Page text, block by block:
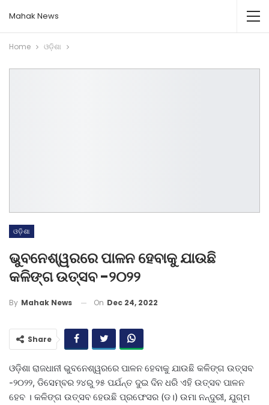
Mahak News
Home ଓଡ଼ିଶା
ଓଡ଼ିଶା
ଭୁବନେଶ୍ୱରରେ ପାଳନ ହେବାକୁ ଯାଉଛି
କଳିଙ୍ଗ ଉତ୍ସବ -୨୦୨୨
By Mahak News On Dec 24, 2022
Share
ଓଡ଼ିଶା ରାଜଧାନୀ ଭୁବନେଶ୍ୱରରେ ପାଳନ ହେବାକୁ ଯାଉଛି କଳିଙ୍ଗ ଉତ୍ସବ
-୨୦୨୨, ଡିସେମ୍ବର ୨୪ରୁ ୨୫ ପର୍ଯନ୍ତ ଦୁଇ ଦିନ ଧରି ଏହି ଉତ୍ସବ ପାଳନ
ହେବ । କଳିଙ୍ଗ ଉତ୍ସବ ହେଉଛି ପ୍ରଫେସର (ଡ।) ଉମା ନନ୍ଦୁରୀ, ଯୁଗ୍ମ